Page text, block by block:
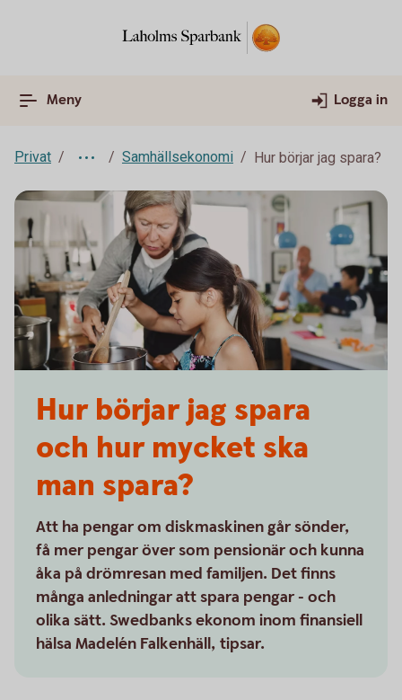
Meny Logga in
Privat Samhällsekonomi Hur börjar jag spara?
Hur börjar jag spara
och hur mycket ska
man spara?
Att ha pengar om diskmaskinen går sönder,
få mer pengar över som pensionär och kunna
åka på drömresan med familjen. Det finns
många anledningar att spara pengar - och
olika sätt. Swedbanks ekonom inom finansiell
hälsa Madelén Falkenhäll, tipsar.